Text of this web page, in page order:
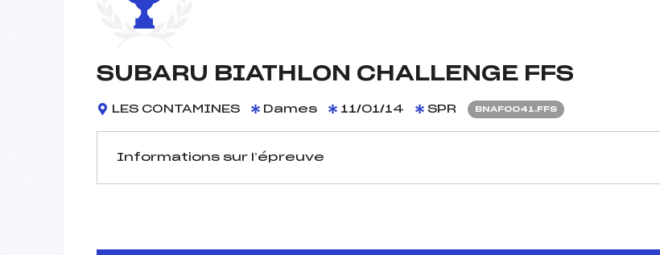
SUBARU BIATHLON CHALLENGE FFS
LES CONTAMINES Dames 11/01/14 SPR BNAF0041.FFS
Informations sur l’épreuve
D.T Adjoint :
DUPUIS CHRISTOPHE (MB)
Distance :